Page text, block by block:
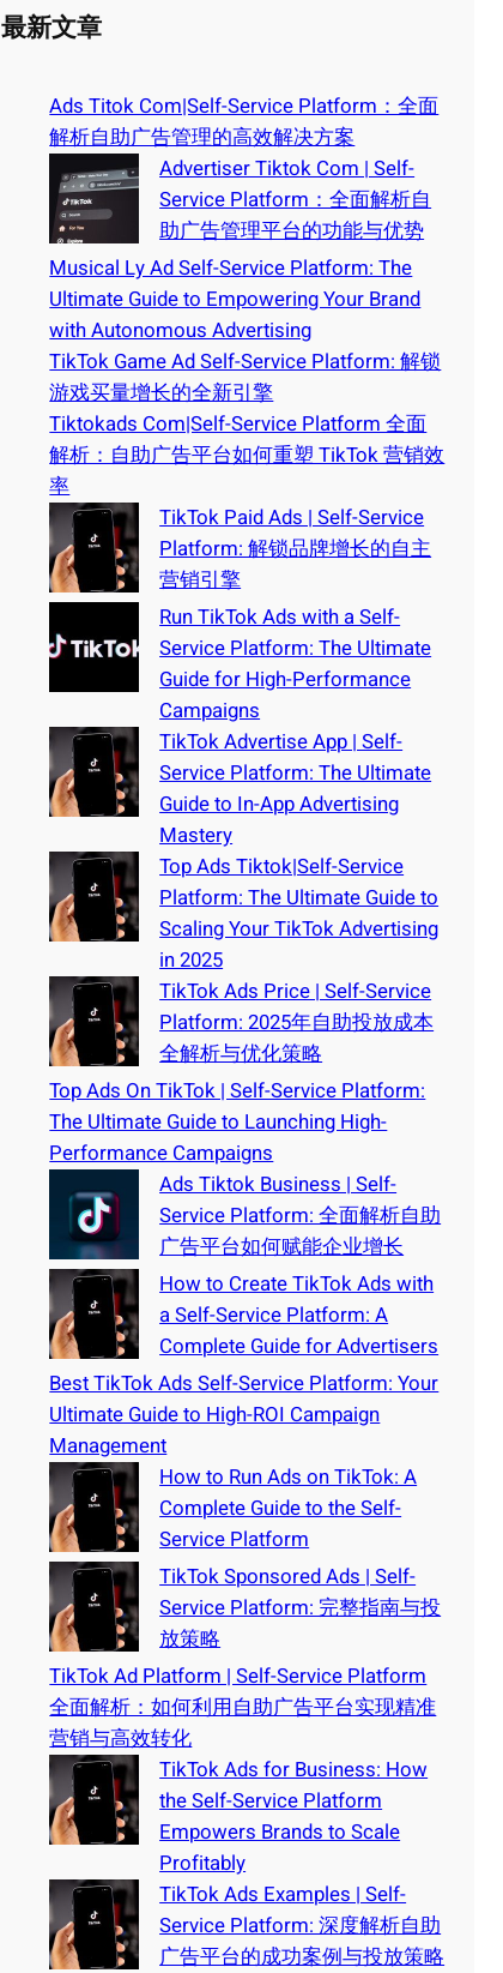
最新文章
Ads Titok Com|Self-Service Platform：全面
解析自助广告管理的高效解决方案
Advertiser Tiktok Com | Self-
Service Platform：全面解析自
助广告管理平台的功能与优势
Musical Ly Ad Self-Service Platform: The
Ultimate Guide to Empowering Your Brand
with Autonomous Advertising
TikTok Game Ad Self-Service Platform: 解锁
游戏买量增长的全新引擎
Tiktokads Com|Self-Service Platform 全面
解析：自助广告平台如何重塑 TikTok 营销效
率
TikTok Paid Ads | Self-Service
Platform: 解锁品牌增长的自主
营销引擎
Run TikTok Ads with a Self-
Service Platform: The Ultimate
Guide for High-Performance
Campaigns
TikTok Advertise App | Self-
Service Platform: The Ultimate
Guide to In-App Advertising
Mastery
Top Ads Tiktok|Self-Service
Platform: The Ultimate Guide to
Scaling Your TikTok Advertising
in 2025
TikTok Ads Price | Self-Service
Platform: 2025年自助投放成本
全解析与优化策略
Top Ads On TikTok | Self-Service Platform:
The Ultimate Guide to Launching High-
Performance Campaigns
Ads Tiktok Business | Self-
Service Platform: 全面解析自助
广告平台如何赋能企业增长
How to Create TikTok Ads with
a Self-Service Platform: A
Complete Guide for Advertisers
Best TikTok Ads Self-Service Platform: Your
Ultimate Guide to High-ROI Campaign
Management
How to Run Ads on TikTok: A
Complete Guide to the Self-
Service Platform
TikTok Sponsored Ads | Self-
Service Platform: 完整指南与投
放策略
TikTok Ad Platform | Self-Service Platform
全面解析：如何利用自助广告平台实现精准
营销与高效转化
TikTok Ads for Business: How
the Self-Service Platform
Empowers Brands to Scale
Profitably
TikTok Ads Examples | Self-
Service Platform: 深度解析自助
广告平台的成功案例与投放策略